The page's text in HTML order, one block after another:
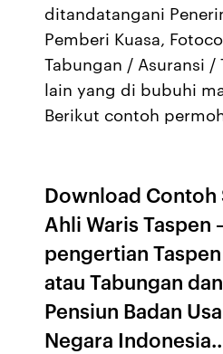
ditandatangani
Pemberi Kuasa,
Tabungan / Asuransi /
lain yang di bubuhi
Berikut contoh
Download Contoh
Ahli Waris Taspen
pengertian
atau Tabungan
Pensiun Badan
Negara